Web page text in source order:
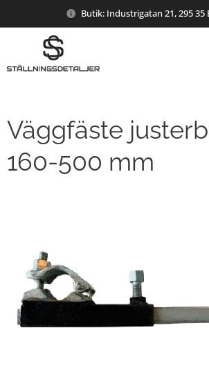
Butik: Industrigatan 21, 295 35
Väggfäste
160-500 mm